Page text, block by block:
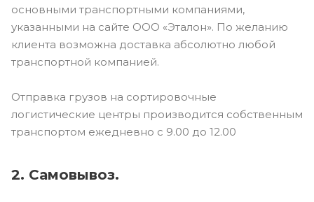
основными транспортными компаниями,
указанными на сайте ООО «Эталон». По желанию
клиента возможна доставка абсолютно любой
транспортной компанией.
Отправка грузов на сортировочные
логистические центры производится собственным
транспортом ежедневно с 9.00 до 12.00
2. Самовывоз.